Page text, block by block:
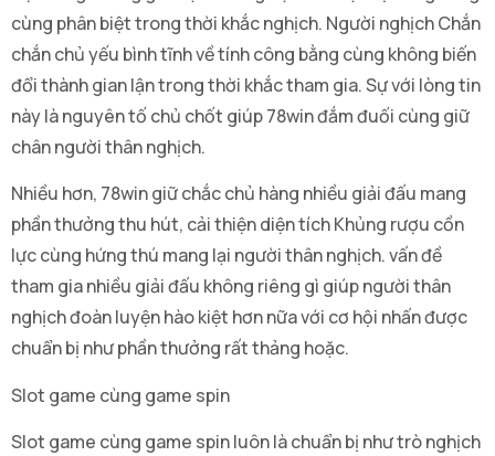
cùng phân biệt trong thời khắc nghịch. Người nghịch Chắn
chắn chủ yếu bình tĩnh về tính công bằng cùng không biến
đổi thành gian lận trong thời khắc tham gia. Sự với lòng tin
này là nguyên tố chủ chốt giúp 78win đắm đuối cùng giữ
chân người thân nghịch.
Nhiều hơn, 78win giữ chắc chủ hàng nhiều giải đấu mang
phần thưởng thu hút, cải thiện diện tích Khủng rượu cồn
lực cùng hứng thú mang lại người thân nghịch. vấn đề
tham gia nhiều giải đấu không riêng gì giúp người thân
nghịch đoàn luyện hào kiệt hơn nữa với cơ hội nhấn được
chuẩn bị như phần thưởng rất thảng hoặc.
Slot game cùng game spin
Slot game cùng game spin luôn là chuẩn bị như trò nghịch